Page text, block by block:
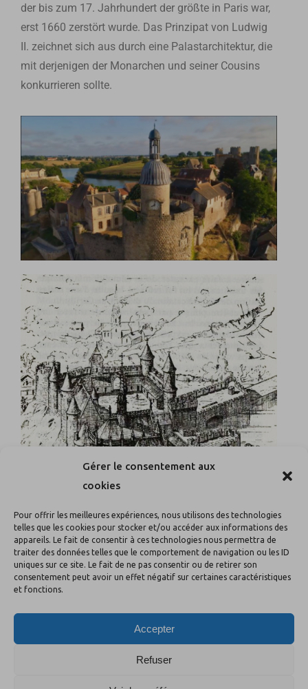
Gérer le consentement aux
cookies
Pour offrir les meilleures expériences, nous utilisons des technologies
telles que les cookies pour stocker et/ou accéder aux informations des
appareils. Le fait de consentir à ces technologies nous permettra de
traiter des données telles que le comportement de navigation ou les ID
uniques sur ce site. Le fait de ne pas consentir ou de retirer son
consentement peut avoir un effet négatif sur certaines caractéristiques
et fonctions.
Accepter
Refuser
der bis zum 17. Jahrhundert der größte in Paris war,
erst 1660 zerstört wurde. Das Prinzipat von Ludwig
II. zeichnet sich aus durch eine Palastarchitektur, die
mit derjenigen der Monarchen und seiner Cousins
konkurrieren sollte.
Vue cavalière de Pierre Gélis-Didot, 1876